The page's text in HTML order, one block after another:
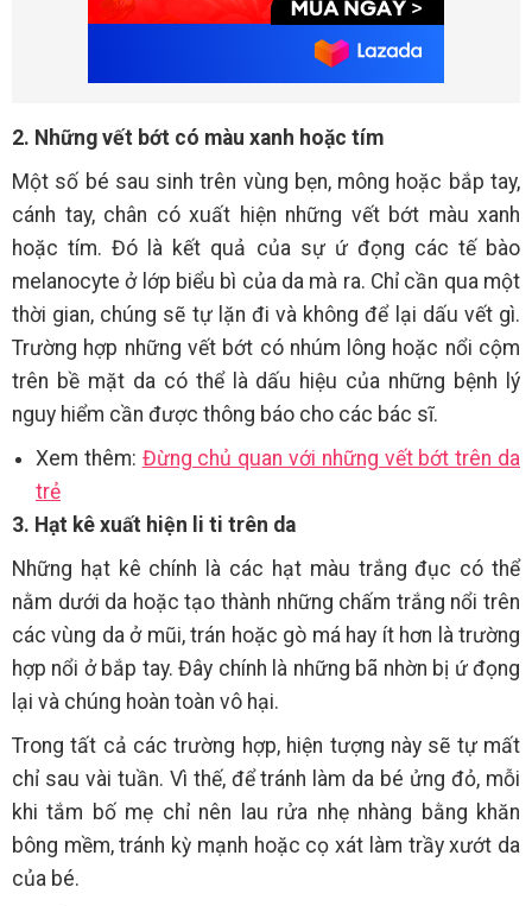
2. Những vết bớt có màu xanh hoặc tím
Một số bé sau sinh trên vùng bẹn, mông hoặc bắp tay,
cánh tay, chân có xuất hiện những vết bớt màu xanh
hoặc tím. Đó là kết quả của sự ứ đọng các tế bào
melanocyte ở lớp biểu bì của da mà ra. Chỉ cần qua một
thời gian, chúng sẽ tự lặn đi và không để lại dấu vết gì.
Trường hợp những vết bớt có nhúm lông hoặc nổi cộm
trên bề mặt da có thể là dấu hiệu của những bệnh lý
nguy hiểm cần được thông báo cho các bác sĩ.
Xem thêm: Đừng chủ quan với những vết bớt trên da
trẻ
3. Hạt kê xuất hiện li ti trên da
Những hạt kê chính là các hạt màu trắng đục có thể
nằm dưới da hoặc tạo thành những chấm trắng nổi trên
các vùng da ở mũi, trán hoặc gò má hay ít hơn là trường
hợp nổi ở bắp tay. Đây chính là những bã nhờn bị ứ đọng
lại và chúng hoàn toàn vô hại.
Trong tất cả các trường hợp, hiện tượng này sẽ tự mất
chỉ sau vài tuần. Vì thế, để tránh làm da bé ửng đỏ, mỗi
khi tắm bố mẹ chỉ nên lau rửa nhẹ nhàng bằng khăn
bông mềm, tránh kỳ mạnh hoặc cọ xát làm trầy xướt da
của bé.